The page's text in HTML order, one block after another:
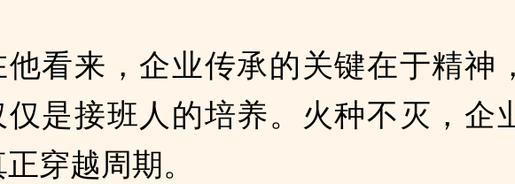
他看来，企业传承的关键在于精神
仅是接班人的培养。火种不灭，企
穿越周期。